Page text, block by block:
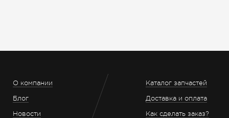
О компании
Блог
Новости
Каталог запчастей
Доставка и оплата
Как сделать заказ?